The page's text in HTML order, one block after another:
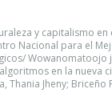
y capitalismo en el
Nacional para el
Wowanomatoojo
en la nueva
Jheny; Briceño